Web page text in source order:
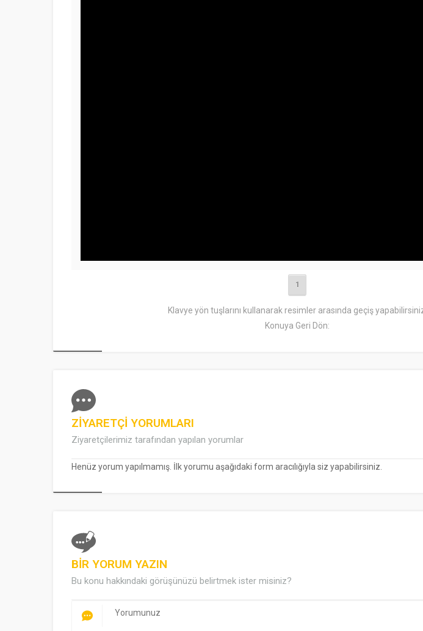
1
Klavye yön tuşlarını kullanarak resimler arasında geçiş
Konuya Geri Dön:
ZİYARETÇİ YORUMLARI
Ziyaretçilerimiz tarafından yapılan yorumlar
Henüz yorum yapılmamış. İlk yorumu aşağıdaki form aracılığıyla siz yapabilirsiniz.
BİR YORUM YAZIN
Bu konu hakkındaki görüşünüzü belirtmek ister misiniz?